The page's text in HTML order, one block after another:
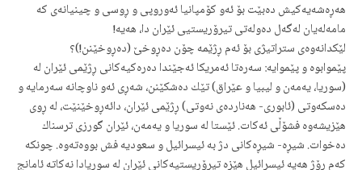
هه‌ڕه‌شه‌یه‌كیش ده‌بێت بۆ ئه‌و كۆمپانیا ئه‌وروپی و ڕوسی و چینیانه‌ی كه‌
مامه‌له‌یان له‌گه‌ل ده‌وله‌تی تیرۆریستیی ئێران دا، هه‌یه‌!
لێكدانه‌وه‌ی ستراتیژی بۆ ئه‌م ڕژێمه‌ چۆن ده‌ڕوخێ (ده‌ڕوخێنن!)؟
پێموابوه‌ و پێموایه‌: سه‌ره‌تا ئه‌مریكا ئه‌جێندا ده‌ره‌كیه‌كانی ڕژێمی ئێران له‌
(سوریا، یه‌مه‌ن و لیبیا و عێراق) تێك ده‌شكێنن، شه‌ڕی ئه‌و ناوچانه‌ سه‌رمایه‌ و
ده‌سكه‌وتی (ئابوری- هه‌نارده‌ی نه‌وتی) ڕژێمی ئێران، دائه‌ڕوخێنێت، له‌ ڕوی
هێزیشه‌وه‌ فشۆڵی ئه‌كات. ئێستا له‌ سوریا و یه‌مه‌ن، ئێران گورزی ترسناك
ده‌خوات. شیڕه‌- شیڕه‌كانی دژ به‌ ئیسرائیل و سعودیه‌ فش بووه‌ته‌وه‌. چونكه‌
كه‌م ڕۆژ هه‌یه‌ ئیسرائیل هێزه‌ تیرۆریستیه‌كانی ئێران له‌ سوریادا نه‌كاته‌ ئامانج